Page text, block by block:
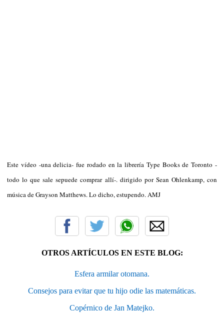
Este vídeo -una delicia- fue rodado en la librería Type Books de Toronto -
todo lo que sale sepuede comprar allí-. dirigido por Sean Ohlenkamp, con
música de Grayson Matthews. Lo dicho, estupendo. AMJ
OTROS ARTÍCULOS EN ESTE BLOG:
Esfera armilar otomana.
Consejos para evitar que tu hijo odie las matemáticas.
Copérnico de Jan Matejko.